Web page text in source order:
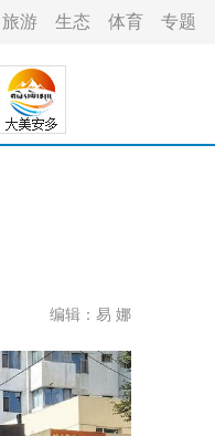
旅游 生态 体育 专题
编辑：易 娜